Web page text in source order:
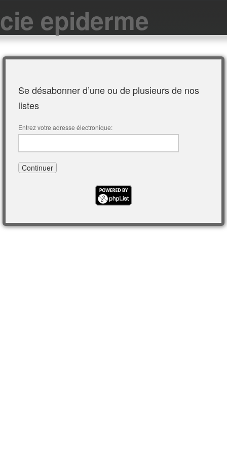
cie epiderme
Se désabonner d’une ou de plusieurs de nos
listes
Entrez votre adresse électronique: